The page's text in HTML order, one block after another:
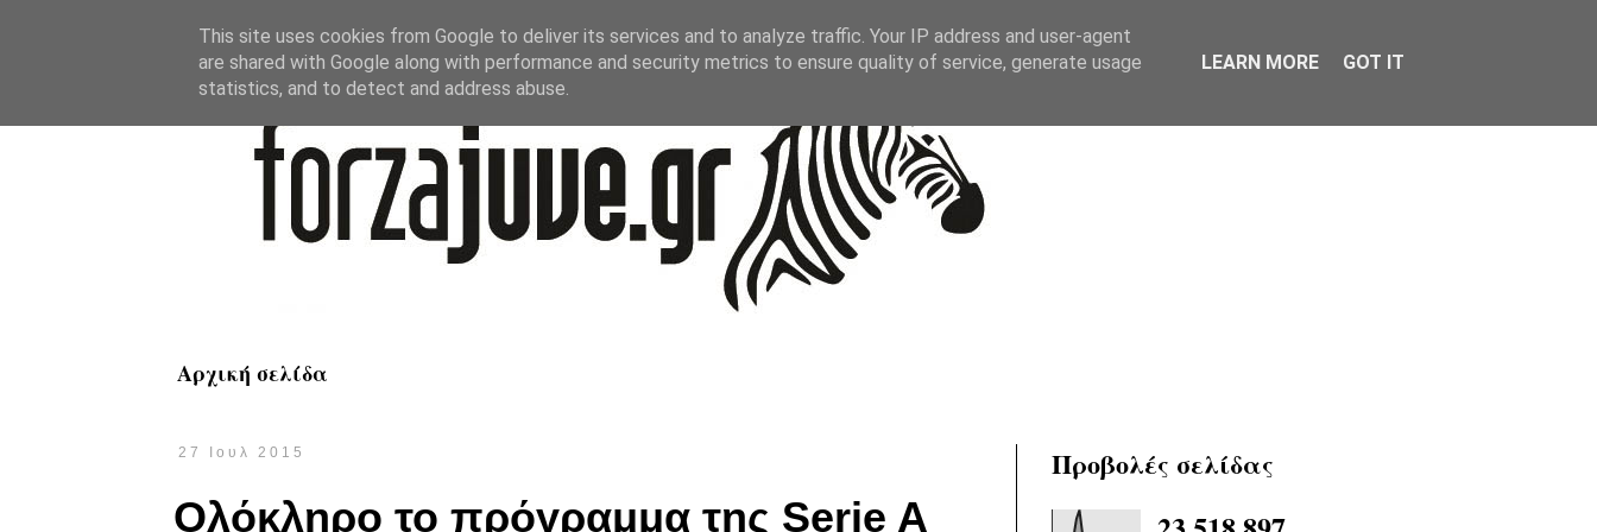
Αρχική σελίδα
27 Ιουλ 2015
Ολόκληρο το πρόγραμμα της Serie A
Προβολές σελίδας
This site uses cookies from Google to deliver its services and to analyze traffic. Your IP address and user-agent
are shared with Google along with performance and security metrics to ensure quality of service, generate usage
statistics, and to detect and address abuse.
LEARN MORE GOT IT